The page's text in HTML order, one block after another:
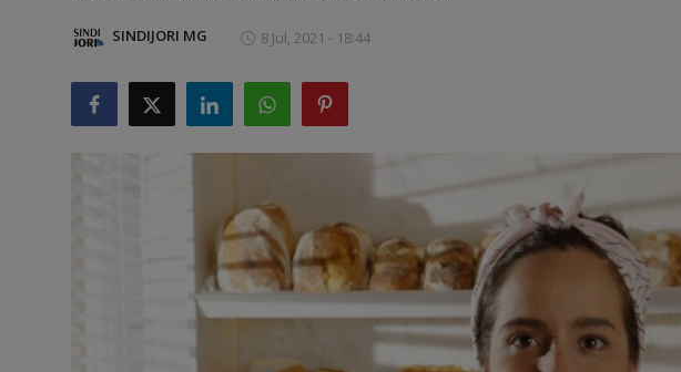
Coluna MG
Artigos
SINDIJORI MG 8 Jul, 2021 - 18:44